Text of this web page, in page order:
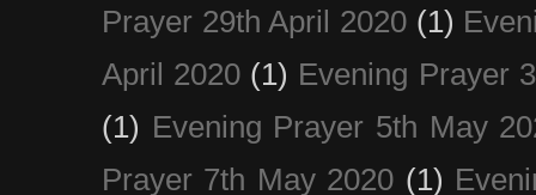
Prayer 29th April 2020 (1)
April 2020 (1) Evening Prayer
(1) Evening Prayer 5th May
Prayer 7th May 2020 (1)